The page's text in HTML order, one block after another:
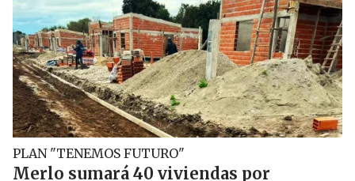
PLAN "TENEMOS FUTURO"
Merlo sumará 40 viviendas por